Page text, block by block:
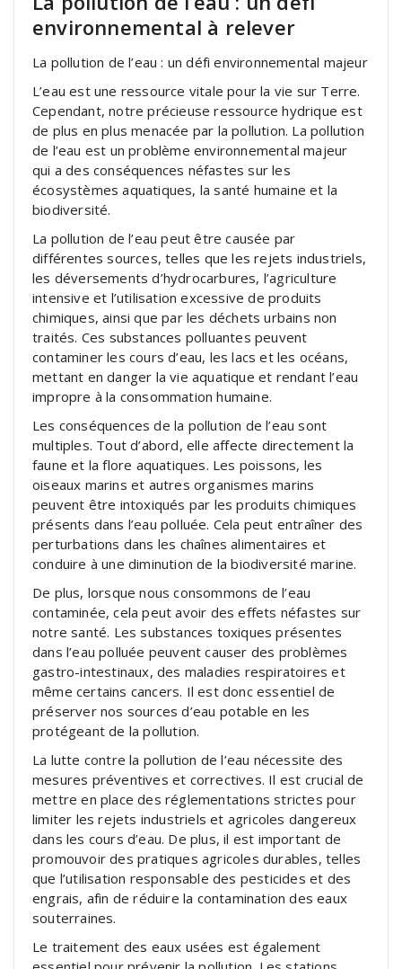
environnemental à relever
La pollution de l’eau : un défi environnemental majeur
L’eau est une ressource vitale pour la vie sur Terre.
Cependant, notre précieuse ressource hydrique est
de plus en plus menacée par la pollution. La pollution
de l’eau est un problème environnemental majeur
qui a des conséquences néfastes sur les
écosystèmes aquatiques, la santé humaine et la
biodiversité.
La pollution de l’eau peut être causée par
différentes sources, telles que les rejets industriels,
les déversements d’hydrocarbures, l’agriculture
intensive et l’utilisation excessive de produits
chimiques, ainsi que par les déchets urbains non
traités. Ces substances polluantes peuvent
contaminer les cours d’eau, les lacs et les océans,
mettant en danger la vie aquatique et rendant l’eau
impropre à la consommation humaine.
Les conséquences de la pollution de l’eau sont
multiples. Tout d’abord, elle affecte directement la
faune et la flore aquatiques. Les poissons, les
oiseaux marins et autres organismes marins
peuvent être intoxiqués par les produits chimiques
présents dans l’eau polluée. Cela peut entraîner des
perturbations dans les chaînes alimentaires et
conduire à une diminution de la biodiversité marine.
De plus, lorsque nous consommons de l’eau
contaminée, cela peut avoir des effets néfastes sur
notre santé. Les substances toxiques présentes
dans l’eau polluée peuvent causer des problèmes
gastro-intestinaux, des maladies respiratoires et
même certains cancers. Il est donc essentiel de
préserver nos sources d’eau potable en les
protégeant de la pollution.
La lutte contre la pollution de l’eau nécessite des
mesures préventives et correctives. Il est crucial de
mettre en place des réglementations strictes pour
limiter les rejets industriels et agricoles dangereux
dans les cours d’eau. De plus, il est important de
promouvoir des pratiques agricoles durables, telles
que l’utilisation responsable des pesticides et des
engrais, afin de réduire la contamination des eaux
souterraines.
Le traitement des eaux usées est également